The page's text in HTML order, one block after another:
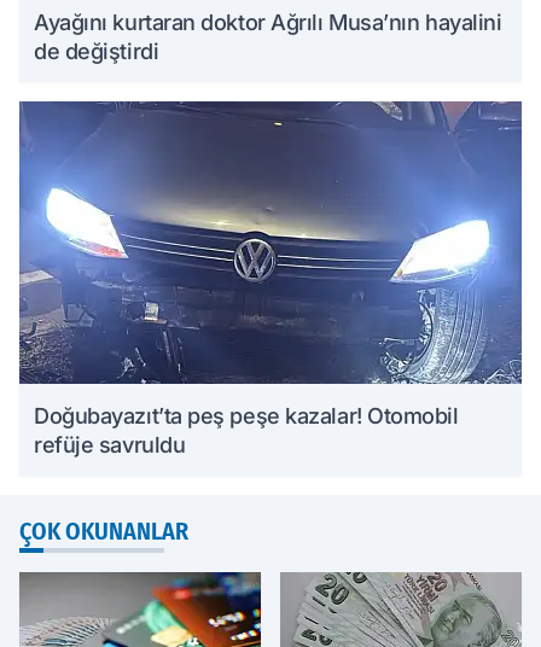
Ayağını kurtaran doktor Ağrılı Musa’nın hayalini
de değiştirdi
Doğubayazıt’ta peş peşe kazalar! Otomobil
refüje savruldu
ÇOK OKUNANLAR